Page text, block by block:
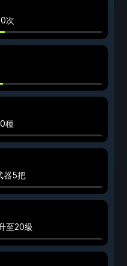
次
種
器5把
至20級